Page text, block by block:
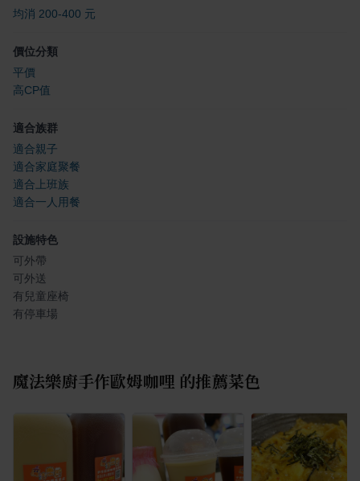
均消 200-400 元
價位分類
平價
高CP值
適合族群
適合親子
適合家庭聚餐
適合上班族
適合一人用餐
設施特色
可外帶
可外送
有兒童座椅
有停車場
魔法樂廚手作歐姆咖哩 的推薦菜色